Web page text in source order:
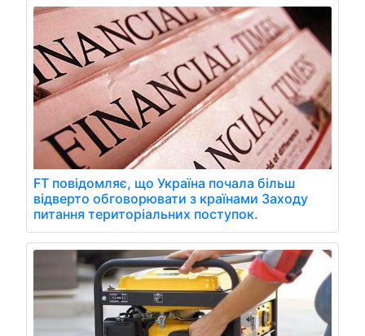
FT повідомляє, що Україна почала більш
відверто обговорювати з країнами Заходу
питання територіальних поступок.